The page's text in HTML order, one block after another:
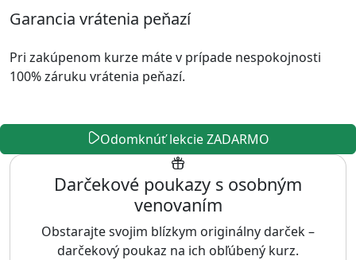
Garancia vrátenia peňazí
Pri zakúpenom kurze máte v prípade nespokojnosti
100% záruku vrátenia peňazí.
Odomknúť lekcie ZADARMO
Darčekové poukazy s osobným
venovaním
Obstarajte svojim blízkym originálny darček –
darčekový poukaz na ich obľúbený kurz.